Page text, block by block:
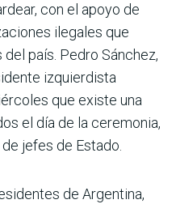
con el apoyo de
ilegales que
país. Pedro Sánchez,
izquierdista
que existe una
el día de la ceremonia,
jefes de Estado.
de Argentina,